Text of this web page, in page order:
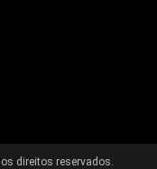
direitos reservados.